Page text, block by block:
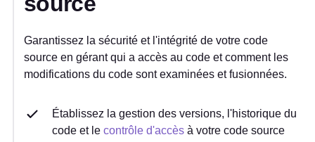
Garantissez la sécurité et l'intégrité de votre code
source en gérant qui a accès au code et comment les
modifications du code sont examinées et fusionnées.
Établissez la gestion des versions, l'historique du
code et le contrôle d'accès à votre code source